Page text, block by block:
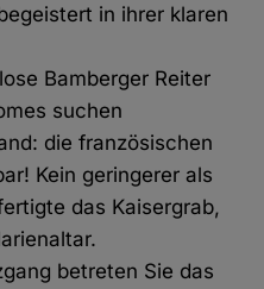
in ihrer klaren
Bamberger Reiter
suchen
die französischen
Kein geringerer als
das Kaisergrab,
betreten Sie das